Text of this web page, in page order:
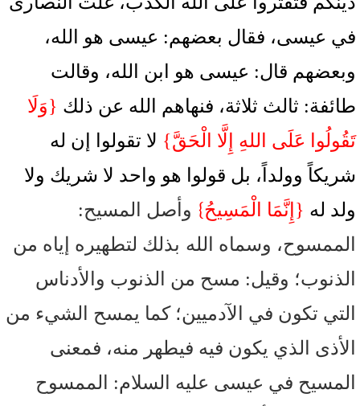
في عيسى، فقال بعضهم: عيسى هو الله،
وبعضهم قال: عيسى هو ابن الله، وقالت
طائفة: ثالث ثلاثة، فنهاهم الله عن ذلك {وَلَا
تَقُولُوا عَلَى اللهِ إِلَّا الْحَقَّ} لا تقولوا إن له
شريكاً وولداً، بل قولوا هو واحد لا شريك ولا
ولد له {إِنَّمَا الْمَسِيحُ} وأصل المسيح:
الممسوح، وسماه الله بذلك لتطهيره إياه من
الذنوب؛ وقيل: مسح من الذنوب والأدناس
التي تكون في الآدميين؛ كما يمسح الشيء من
الأذى الذي يكون فيه فيطهر منه، فمعنى
المسيح في عيسى عليه السلام: الممسوح